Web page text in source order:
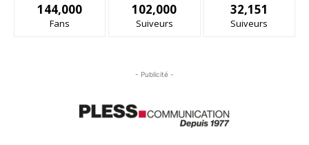
144,000
Fans
102,000
Suiveurs
32,151
Suiveurs
- Publicité -